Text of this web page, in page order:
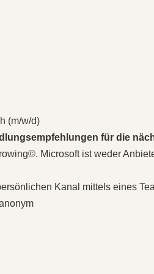
(m/w/d)
für die
Microsoft ist weder
Kanal mittels eines